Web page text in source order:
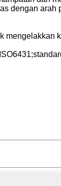
dengan arah